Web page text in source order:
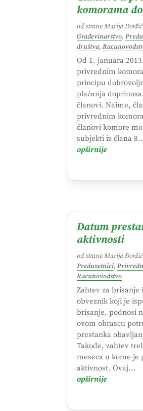
komorama
od straneMarija Đorđić|
Građevinarstvo,
društva,
Od 1. januara
privrednim
principu
plaćanja
članovi. Naime,
privrednim
članovi komore
subjekti iz člana
opširnije
Datum
aktivnosti
od straneMarija Đorđić|
Preduzetnici,
Racunovodstvo
Zahtev za brisanje
obveznik koji je
brisanje, podnosi
ovom obrascu
prestanka
Takođe, zahtev
meseca u kome je
aktivnost. Ovaj...
opširnije